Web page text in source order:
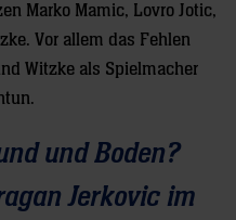
Marko Mamic, Lovro Jotic,
Vor allem das Fehlen
Witzke als Spielmacher
und Boden?
Jerkovic im